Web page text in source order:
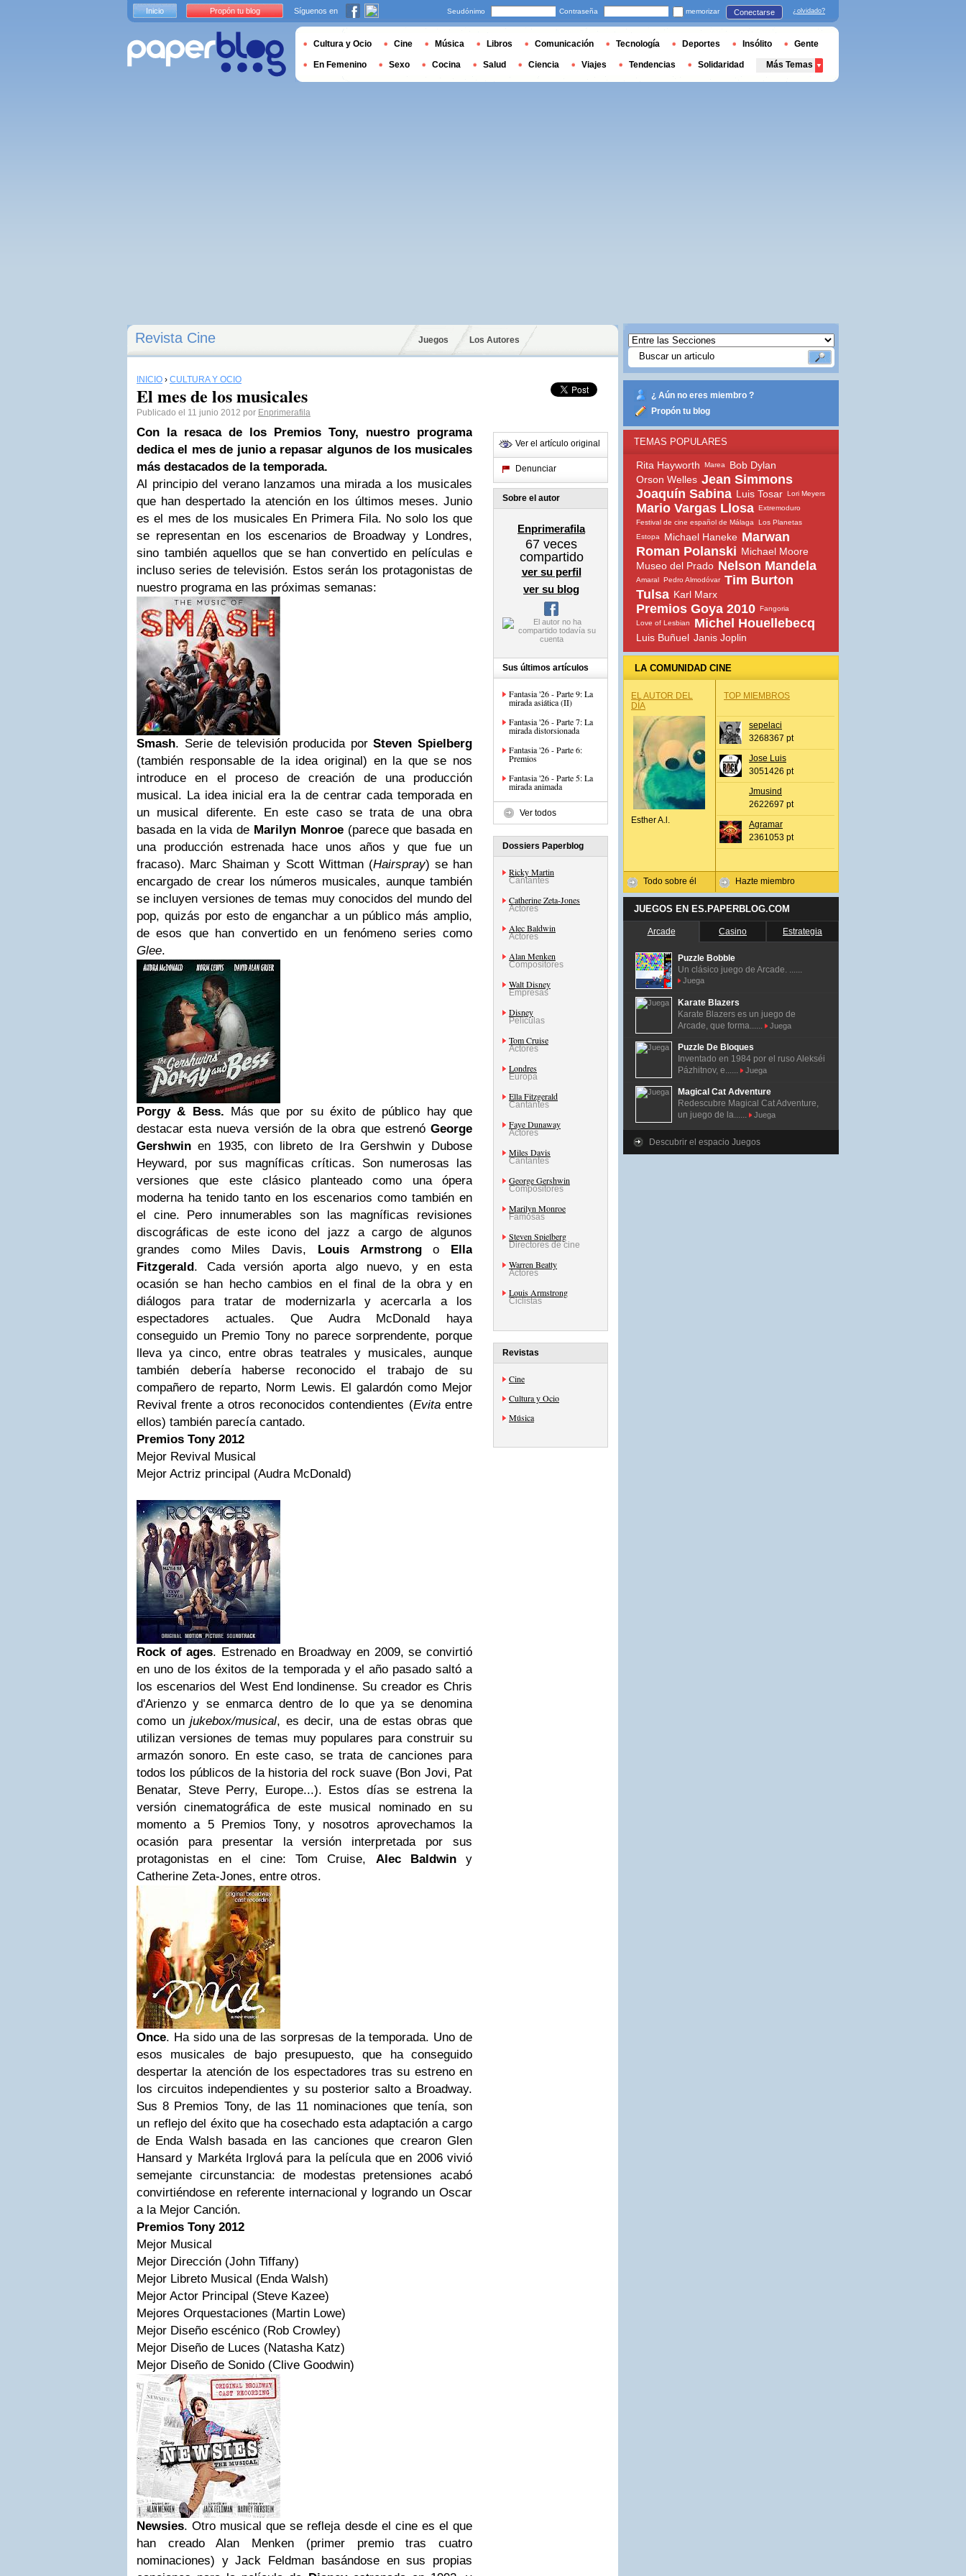
Revista Cine Juegos Los Autores
INICIO › CULTURA Y OCIO
El mes de los musicales
Publicado el 11 junio 2012 por Enprimerafila
Con la resaca de los Premios Tony, nuestro programa
dedica el mes de junio a repasar algunos de los musicales
más destacados de la temporada.
Al principio del verano lanzamos una mirada a los musicales
que han despertado la atención en los últimos meses. Junio
es el mes de los musicales En Primera Fila. No solo los que
se representan en los escenarios de Broadway y Londres,
sino también aquellos que se han convertido en películas e
incluso series de televisión. Estos serán los protagonistas de
nuestro programa en las próximas semanas:
Smash. Serie de televisión producida porSteven Spielberg
(también responsable de la idea original) en la que se nos
introduce en el proceso de creación de una producción
musical. La idea inicial era la de centrar cada temporada en
un musical diferente. En este caso se trata de una obra
basada en la vida de Marilyn Monroe(parece que basada en
una producción estrenada hace unos años y que fue un
fracaso). Marc Shaiman y Scott Wittman (Hairspray) se han
encargado de crear los números musicales, aunque también
se incluyen versiones de temas muy conocidos del mundo del
pop, quizás por esto de enganchar a un público más amplio,
de esos que han convertido en un fenómeno series como
Glee.
Porgy & Bess. Más que por su éxito de público hay que
destacar esta nueva versión de la obra que estrenó George
Gershwin en 1935, con libreto de Ira Gershwin y Dubose
Heyward, por sus magníficas críticas. Son numerosas las
versiones que este clásico planteado como una ópera
moderna ha tenido tanto en los escenarios como también en
el cine. Pero innumerables son las magníficas revisiones
discográficas de este icono del jazz a cargo de algunos
grandes como Miles Davis, Louis Armstrongo Ella
Fitzgerald. Cada versión aporta algo nuevo, y en esta
ocasión se han hecho cambios en el final de la obra y en
diálogos para tratar de modernizarla y acercarla a los
espectadores actuales. Que Audra McDonald haya
conseguido un Premio Tony no parece sorprendente, porque
lleva ya cinco, entre obras teatrales y musicales, aunque
también debería haberse reconocido el trabajo de su
compañero de reparto, Norm Lewis. El galardón como Mejor
Revival frente a otros reconocidos contendientes (Evitaentre
ellos) también parecía cantado.
Premios Tony 2012
Mejor Revival Musical
Mejor Actriz principal (Audra McDonald)
Rock of ages. Estrenado en Broadway en 2009, se convirtió
en uno de los éxitos de la temporada y el año pasado saltó a
los escenarios del West End londinense. Su creador es Chris
d'Arienzo y se enmarca dentro de lo que ya se denomina
como unjukebox/musical, es decir, una de estas obras que
utilizan versiones de temas muy populares para construir su
armazón sonoro. En este caso, se trata de canciones para
todos los públicos de la historia del rock suave (Bon Jovi, Pat
Benatar, Steve Perry, Europe...). Estos días se estrena la
versión cinematográfica de este musical nominado en su
momento a 5 Premios Tony, y nosotros aprovechamos la
ocasión para presentar la versión interpretada por sus
protagonistas en el cine: Tom Cruise, Alec Baldwiny
Catherine Zeta-Jones, entre otros.
Once. Ha sido una de las sorpresas de la temporada. Uno de
esos musicales de bajo presupuesto, que ha conseguido
despertar la atención de los espectadores tras su estreno en
los circuitos independientes y su posterior salto a Broadway.
Sus 8 Premios Tony, de las 11 nominaciones que tenía, son
un reflejo del éxito que ha cosechado esta adaptación a cargo
de Enda Walsh basada en las canciones que crearon Glen
Hansard y Markéta Irglová para la película que en 2006 vivió
semejante circunstancia: de modestas pretensiones acabó
convirtiéndose en referente internacional y logrando un Oscar
a la Mejor Canción.
Premios Tony 2012
Mejor Musical
Mejor Dirección (John Tiffany)
Mejor Libreto Musical (Enda Walsh)
Mejor Actor Principal (Steve Kazee)
Mejores Orquestaciones (Martin Lowe)
Mejor Diseño escénico (Rob Crowley)
Mejor Diseño de Luces (Natasha Katz)
Mejor Diseño de Sonido (Clive Goodwin)
Newsies. Otro musical que se refleja desde el cine es el que
han creado Alan Menken (primer premio tras cuatro
nominaciones) y Jack Feldman basándose en sus propias
Ver el artículo original
Denunciar
Sobre el autor
Enprimerafila
67 veces
compartido
ver su perfil
ver su blog
Sus últimos artículos
Fantasia '26 - Parte 9: La
mirada asiática (II)
Fantasia '26 - Parte 7: La
mirada distorsionada
Fantasia '26 - Parte 6:
Premios
Fantasia '26 - Parte 5: La
mirada animada
Ver todos
Dossiers Paperblog
Ricky Martin
Cantantes
Catherine Zeta-Jones
Actores
Alec Baldwin
Actores
Alan Menken
Compositores
Walt Disney
Empresas
Disney
Películas
Tom Cruise
Actores
Londres
Europa
Ella Fitzgerald
Cantantes
Faye Dunaway
Actores
Miles Davis
Cantantes
George Gershwin
Compositores
Marilyn Monroe
Famosas
Steven Spielberg
Directores de cine
Warren Beatty
Actores
Louis Armstrong
Ciclistas
Revistas
Cine
Cultura y Ocio
Música
¿ Aún no eres miembro ?
Propón tu blog
TEMAS POPULARES
Rita Hayworth Marea
Bob Dylan
Orson Welles Jean Simmons
Joaquín Sabina Luis Tosar Lori Meyers
Mario Vargas Llosa Extremoduro
Festival de cine español de Málaga
Los Planetas
Estopa
Michael Haneke Marwan
Roman Polanski Michael Moore
Museo del Prado Nelson Mandela
Amaral Pedro Almodóvar Tim Burton
Tulsa Karl Marx
Premios Goya 2010 Fangoria
Love of Lesbian
Michel Houellebecq
Luis Buñuel Janis Joplin
LA COMUNIDAD CINE
EL AUTOR DEL
DÍA
Esther A.l.
Todo sobre él
TOP MIEMBROS
sepelaci
3268367 pt
Jose Luis
3051426 pt
Jmusind
2622697 pt
Agramar
2361053 pt
Hazte miembro
JUEGOS EN ES.PAPERBLOG.COM
Arcade Casino Estrategia
Puzzle Bobble
Un clásico juego de Arcade. ......
Juega
Karate Blazers
Karate Blazers es un juego de
Arcade, que forma......
Juega
Puzzle De Bloques
Inventado en 1984 por el ruso Alekséi
Pázhitnov, e......
Juega
Magical Cat Adventure
Redescubre Magical Cat Adventure,
un juego de la......
Juega
Descubrir el espacio Juegos
Inicio Propón tu blog Síguenos en Seudónimo Contraseña memorizar Conectarse ¿olvidado?
Cultura y Ocio Cine Música Libros Comunicación Tecnología Deportes Insólito Gente
En Femenino Sexo Cocina Salud Ciencia Viajes Tendencias Solidaridad Más Temas